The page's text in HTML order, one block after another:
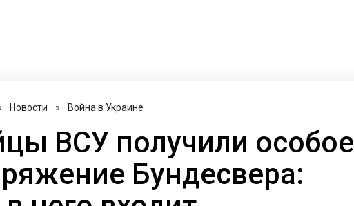
Новости » Война в Украине
ВСУ получили особое
Бундесвера: